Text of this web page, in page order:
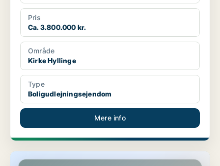
Pris
Ca. 3.800.000 kr.
Område
Kirke Hyllinge
Type
Boligudlejningsejendom
Mere info
Ejendom i Kirke Hyllinge